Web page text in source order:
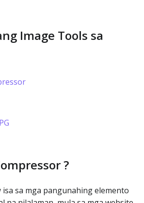
Image Tools sa
?
isa sa mga pangunahing elemento